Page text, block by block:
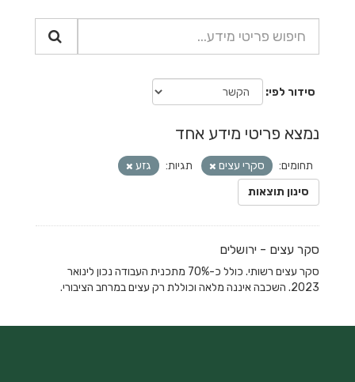
סידור לפי
נמצא פריטי מידע אחד
תחומים: סקרי עצים תגיות:
גזע
סינון תוצאות
סקר עצים - ירושלים
סקר עצים רשותי. כולל כ-70% מתכנית העבודה נכון לינואר
2023. השכבה איננה מלאה וכוללת רק עצים במרחב הציבורי.